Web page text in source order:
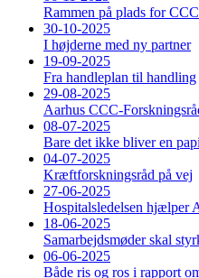
Rammen på plads for
30-10-2025
I højderne med ny partner
19-09-2025
Fra handleplan til handling
29-08-2025
Aarhus CCC-
08-07-2025
Bare det ikke bliver en
04-07-2025
Kræftforskningsråd på vej
27-06-2025
Hospitalsledelsen hjælper
18-06-2025
Samarbejdsmøder skal
06-06-2025
Både ris og ros i rapport